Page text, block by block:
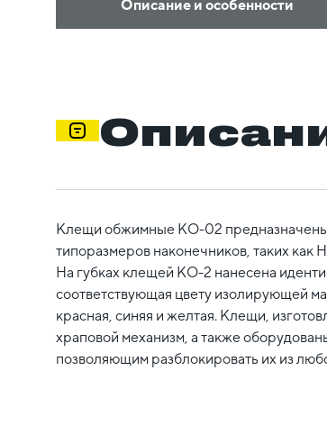
Описание и особенности
Клещи обжимные КО-02 предназначены
типоразмеров наконечников, таких
На губках клещей КО-2 нанесена
соответствующая цвету изолирующей
красная, синяя и желтая. Клещи,
храповой механизм, а также
позволяющим разблокировать их из